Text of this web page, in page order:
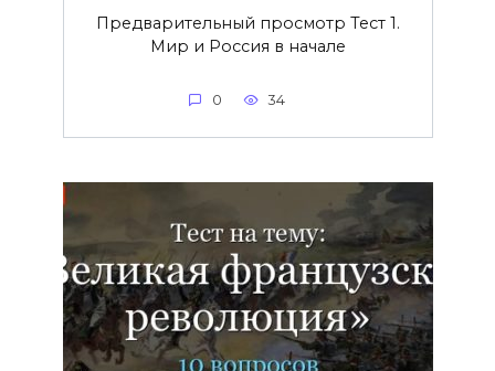
Предварительный просмотр Тест 1.
Мир и Россия в начале
0 34